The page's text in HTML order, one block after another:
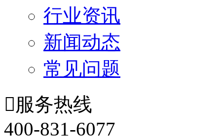
行业资讯
新闻动态
常见问题
服务热线
400-831-6077